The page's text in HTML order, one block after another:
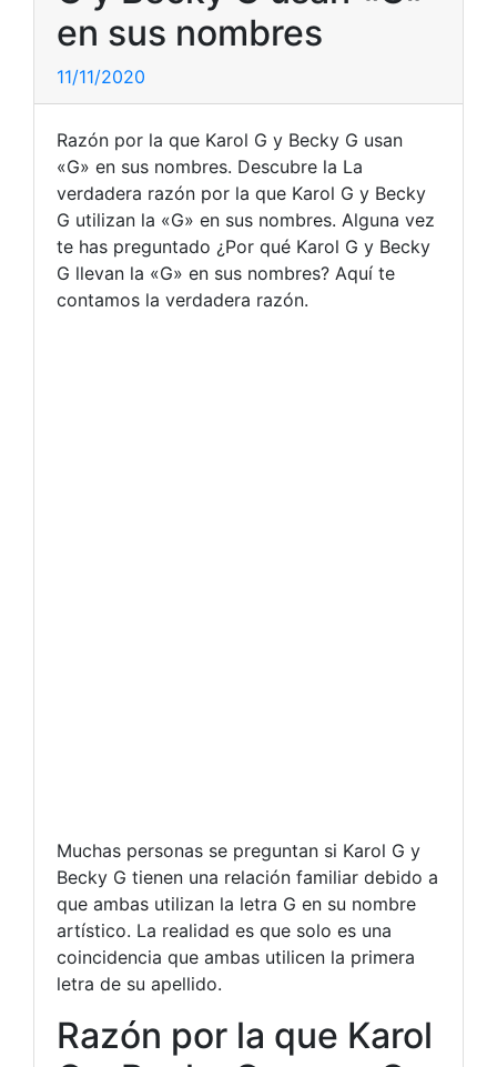
en sus nombres
11/11/2020
Razón por la que Karol G y Becky G usan
«G» en sus nombres. Descubre la La
verdadera razón por la que Karol G y Becky
G utilizan la «G» en sus nombres. Alguna vez
te has preguntado ¿Por qué Karol G y Becky
G llevan la «G» en sus nombres? Aquí te
contamos la verdadera razón.
Muchas personas se preguntan si Karol G y
Becky G tienen una relación familiar debido a
que ambas utilizan la letra G en su nombre
artístico. La realidad es que solo es una
coincidencia que ambas utilicen la primera
letra de su apellido.
Razón por la que Karol